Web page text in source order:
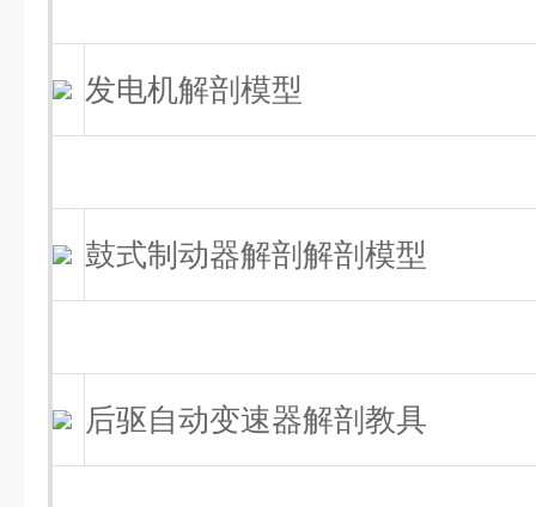
发电机解剖模型
鼓式制动器解剖解剖模型
后驱自动变速器解剖教具